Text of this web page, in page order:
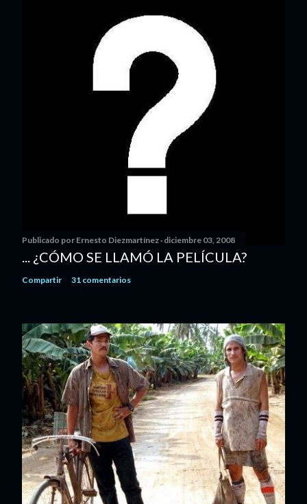
Publicado por Ernesto Diezmartínez diciembre 03, 2008
... ¿CÓMO SE LLAMÓ LA PELÍCULA?
Compartir 31 comentarios